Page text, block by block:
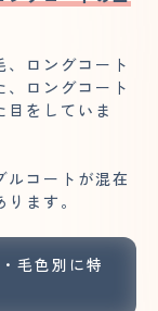
ロングコート
ロングコート
をしていま
ルコートが混在
ます。
毛色別に特